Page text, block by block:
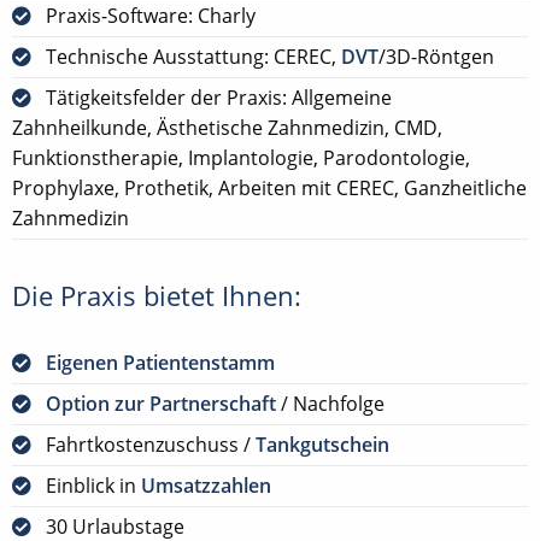
Praxis-Software: Charly
Technische Ausstattung: CEREC, DVT/3D-Röntgen
Tätigkeitsfelder der Praxis: Allgemeine
Zahnheilkunde, Ästhetische Zahnmedizin, CMD,
Funktionstherapie, Implantologie, Parodontologie,
Prophylaxe, Prothetik, Arbeiten mit CEREC, Ganzheitliche
Zahnmedizin
Die Praxis bietet Ihnen:
Eigenen Patientenstamm
Option zur Partnerschaft/ Nachfolge
Fahrtkostenzuschuss /Tankgutschein
Einblick in Umsatzzahlen
30 Urlaubstage